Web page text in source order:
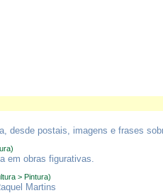
desde postais, imagens e frases
em obras figurativas.
> Pintura)
Martins